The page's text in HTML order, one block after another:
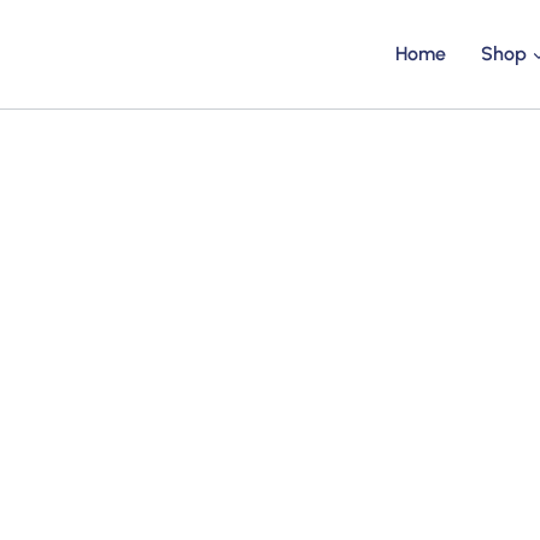
Home Shop